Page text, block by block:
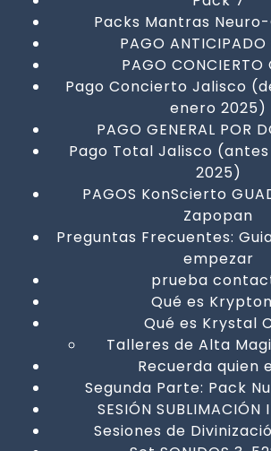
Packs Mantras
PAGO ANTICIPADO
PAGO CONCIERTO
Pago Concierto Jalisco
enero 2025)
PAGO GENERAL POR
Pago Total Jalisco (antes
2025)
PAGOS KonScierto
Zapopan
Preguntas Frecuentes:
empezar
prueba
Qué es
Qué es Krystal
Talleres de Alta
Recuerda quien
Segunda Parte: Pack
SESIÓN SUBLIMACIÓN
Sesiones de